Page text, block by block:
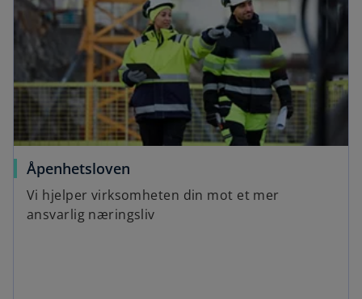
Åpenhetsloven
Vi hjelper virksomheten din mot et mer
ansvarlig næringsliv